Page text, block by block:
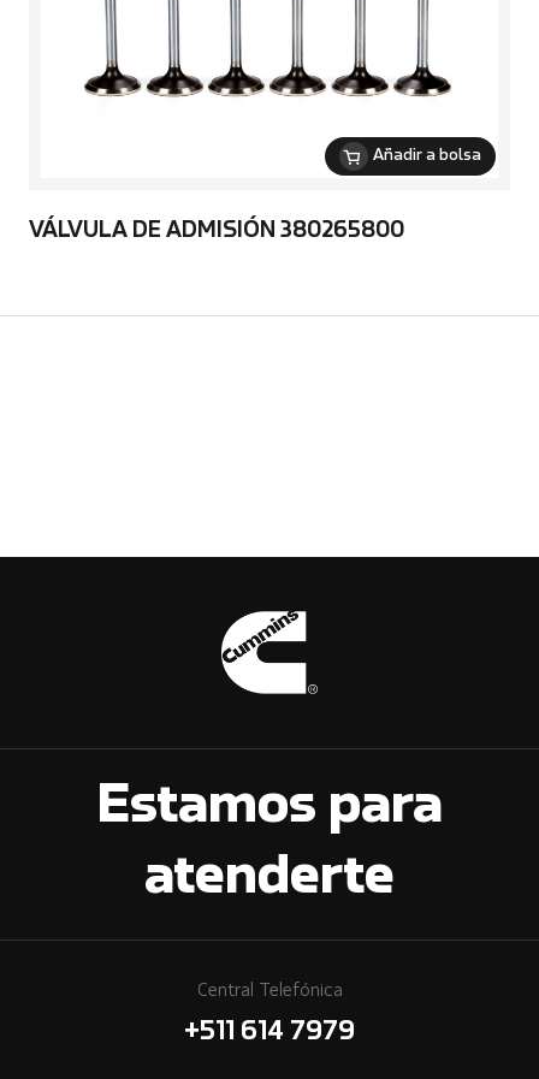
Añadir a bolsa
VÁLVULA DE ADMISIÓN 380265800
Estamos para
atenderte
Central Telefónica
+511 614 7979